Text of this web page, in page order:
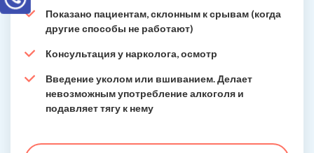
Показано пациентам, склонным к срывам (когда
другие способы не работают)
Консультация у нарколога, осмотр
Введение уколом или вшиванием. Делает
невозможным употребление алкоголя и
подавляет тягу к нему